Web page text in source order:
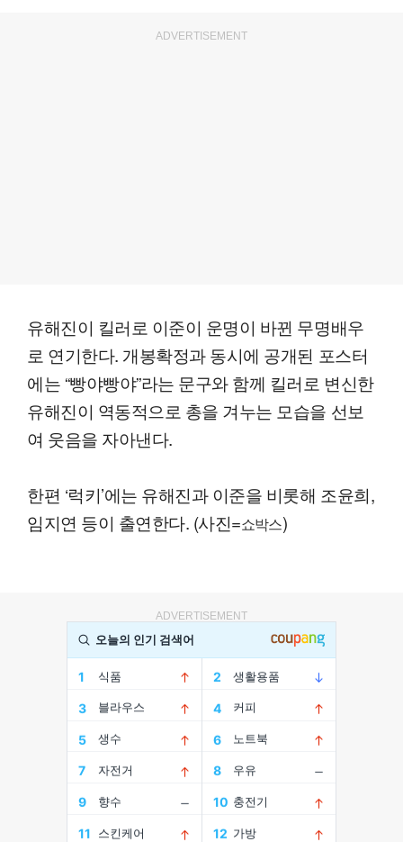
ADVERTISEMENT
유해진이 킬러로 이준이 운명이 바뀐 무명배우
로 연기한다. 개봉확정과 동시에 공개된 포스터
에는 “빵야빵야”라는 문구와 함께 킬러로 변신한
유해진이 역동적으로 총을 겨누는 모습을 선보
여 웃음을 자아낸다.
한편 ‘럭키’에는 유해진과 이준을 비롯해 조윤희,
임지연 등이 출연한다. (사진=쇼박스)
ADVERTISEMENT